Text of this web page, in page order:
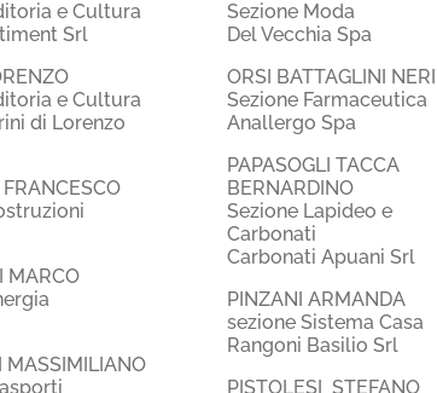
e Cultura
Srl
e Cultura
di Lorenzo
MARCO
MASSIMILIANO
Sezione Moda
Del Vecchia Spa
ORSI BATTAGLINI NERI
Sezione Farmaceutica
Anallergo Spa
PAPASOGLI TACCA
BERNARDINO
Sezione Lapideo e
Carbonati
Carbonati Apuani Srl
PINZANI ARMANDA
sezione Sistema Casa
Rangoni Basilio Srl
PISTOLESI STEFANO